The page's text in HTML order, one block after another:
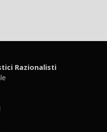
Razionalisti